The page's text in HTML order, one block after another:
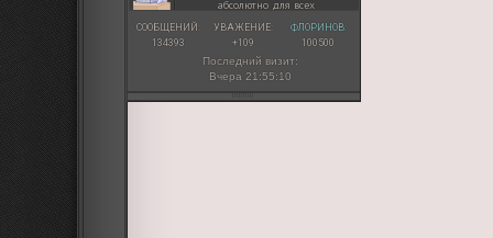
абсолютно для всех
СООБЩЕНИЙ:
134393
УВАЖЕНИЕ:
+109
ФЛОРИНОВ:
100500
Последний визит:
Вчера 21:55:10